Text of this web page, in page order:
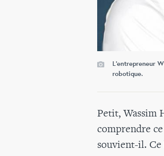
L'entrepreneur
robotique.
Petit, Wassim
comprendre
souvient-il. Ce